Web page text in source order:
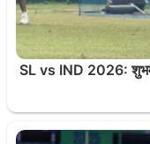
SL vs IND 2026: